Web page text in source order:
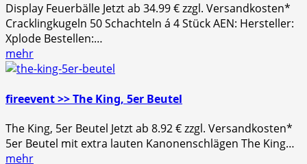
Display Feuerbälle Jetzt ab 34.99 € zzgl. Versandkosten*
Cracklingkugeln 50 Schachteln á 4 Stück AEN: Hersteller:
Xplode Bestellen:…
mehr
fireevent >> The King, 5er Beutel
The King, 5er Beutel Jetzt ab 8.92 € zzgl. Versandkosten*
5er Beutel mit extra lauten Kanonenschlägen The King…
mehr